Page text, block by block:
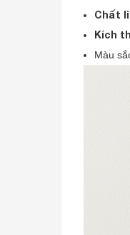
Chất
Kích
Màu